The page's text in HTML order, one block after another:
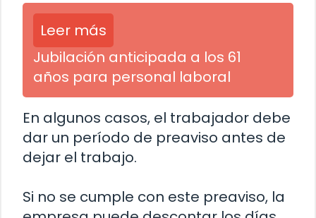
Leer más
Jubilación anticipada a los 61
años para personal laboral
En algunos casos, el trabajador debe
dar un período de preaviso antes de
dejar el trabajo.
Si no se cumple con este preaviso, la